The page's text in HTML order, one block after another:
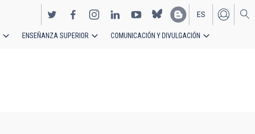
EN
ES
ENSEÑANZA SUPERIOR COMUNICACIÓN Y DIVULGACIÓN